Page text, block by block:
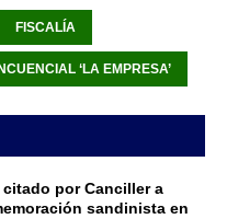
FISCALÍA
‘LA EMPRESA’
por Canciller a
sandinista en